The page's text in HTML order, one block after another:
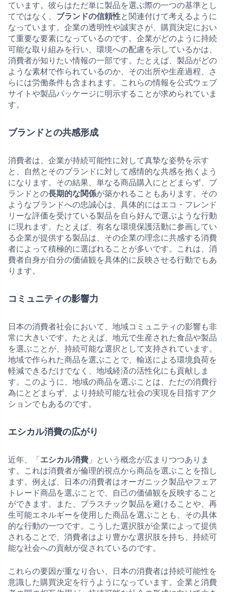
ています。彼らはただ単に製品を選ぶ際の一つの基準とし
てではなく、 ブランドの信頼性と関連付けて考えるように
なっています。企業の透明性や誠実さが、購買決定におい
て重要な要素になっているのです。企業がどのように持続
可能な取り組みを行い、環境への配慮を示しているかは、
消費者が知りたい情報の一部です。たとえば、製品がどの
ような素材で作られているのか、その出所や生産過程、さ
らには労働条件も含まれます。これらの情報を公式ウェブ
サイトや製品パッケージに明示することが求められていま
す。
ブランドとの共感形成
消費者は、企業が持続可能性に対して真摯な姿勢を示す
と、自然とそのブランドに対して感情的な共感を抱くよう
になります。その結果、単なる商品購入にとどまらず、ブ
ランドとの長期的な関係が築かれることもあります。その
ようなブランドへの忠誠心は、具体的にはエコ・フレンド
リーな評価を受けている製品を自ら好んで選ぶような行動
に現れます。たとえば、有名な環境保護活動に参画してい
る企業が提供する製品は、その企業の理念に共感する消費
者によって積極的に選ばれることが多いです。これは、消
費者自身が自分の価値観を具体的に反映させる行動でもあ
ります。
コミュニティの影響力
日本の消費者社会において、地域コミュニティの影響も非
常に大きいです。たとえば、地元で生産された食品や製品
を選ぶことが、持続可能な選択として支持されています。
地域で作られた商品を選ぶことで、輸送による環境負荷を
軽減できるだけでなく、地域経済の活性化にも貢献しま
す。このように、地域の商品を選ぶことは、ただの消費行
為にとどまらず、より持続可能な社会の実現を目指すアク
ションでもあるのです。
エシカル消費の広がり
近年、「 エシカル消費 」という概念が広まりつつありま
す。これは消費者が倫理的視点から商品を選ぶことを指し
ます。例えば、日本の消費者はオーガニック製品やフェア
トレード商品を選ぶことで、自己の価値観を反映すること
ができます。また、プラスチック製品を避けることや、再
生可能エネルギーを使用した商品を選ぶことも、その具体
的な行動の一つです。こうした選択肢が企業によって提供
されることで、消費者はより豊かな選択肢を持ち、持続可
能な社会への貢献が促されているのです。
これらの要因が重なり合い、日本の消費者は持続可能性を
意識した購買決定を行うようになっています。企業と消費